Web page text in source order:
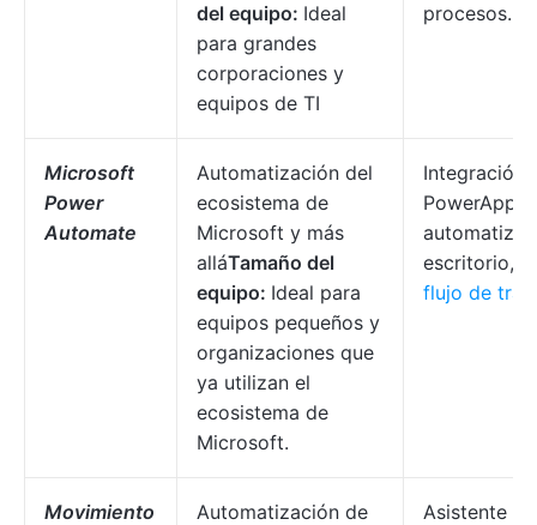
del equipo: Ideal
para grandes
corporaciones y
equipos de TI
procesos.
Microsoft
Power
Automate
Automatización del
ecosistema de
Microsoft y más
alláTamaño del
equipo: Ideal para
equipos pequeños y
organizaciones que
ya utilizan el
ecosistema de
Microsoft.
Integración
PowerApps,
escritorio,
flujo de
Movimiento
Automatización de
Asistente